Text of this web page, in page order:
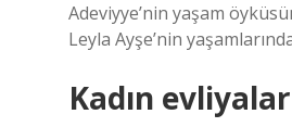
Adeviyye’nin yaşam
Leyla Ayşe’nin
Kadın